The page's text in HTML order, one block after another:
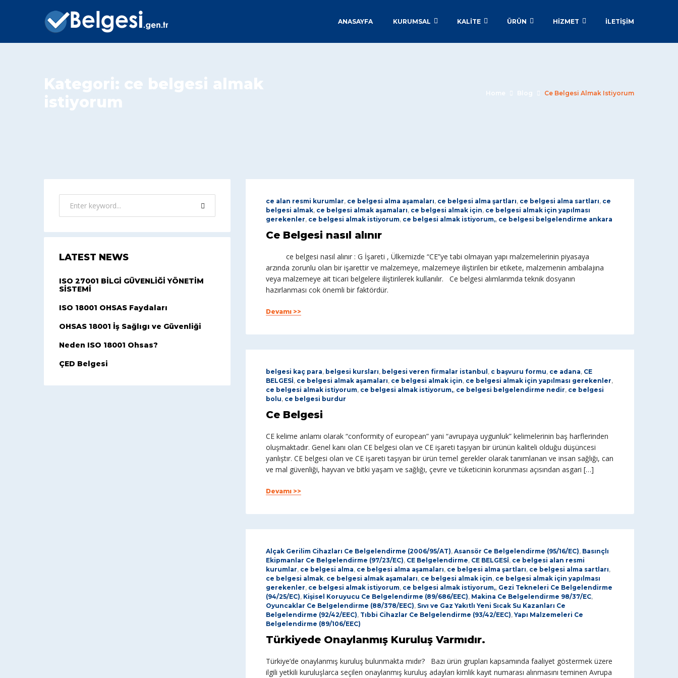
ANASAYFA KURUMSAL KALİTE ÜRÜN HİZMET İLETIŞIM
Kategori: ce belgesi almak
istiyorum
Home Blog Ce Belgesi Almak Istiyorum
ce alan resmi kurumlar, ce belgesi alma aşamaları, ce belgesi alma şartları, ce belgesi alma sartları, ce
belgesi almak, ce belgesi almak aşamaları, ce belgesi almak için, ce belgesi almak için yapılması
gerekenler, ce belgesi almak istiyorum, ce belgesi almak istiyorum,, ce belgesi belgelendirme ankara
Ce Belgesi nasıl alınır
ce belgesi nasıl alınır : G İşareti , Ülkemizde “CE”ye tabi olmayan yapı malzemelerinin piyasaya
arzında zorunlu olan bir işarettir ve malzemeye, malzemeye iliştirilen bir etikete, malzemenin ambalajına
veya malzemeye ait ticari belgelere iliştirilerek kullanılır. Ce belgesi alımlarımda teknik dosyanın
hazırlanması cok önemli bir faktördür.
Devamı >>
belgesi kaç para, belgesi kursları, belgesi veren firmalar istanbul , c başvuru formu, ce adana, CE
BELGESİ, ce belgesi almak aşamaları, ce belgesi almak için, ce belgesi almak için yapılması gerekenler,
ce belgesi almak istiyorum, ce belgesi almak istiyorum,, ce belgesi belgelendirme nedir, ce belgesi
bolu, ce belgesi burdur
Ce Belgesi
CE kelime anlamı olarak “conformity of european” yani “avrupaya uygunluk” kelimelerinin baş harflerinden
oluşmaktadır. Genel kanı olan CE belgesi olan ve CE işareti taşıyan bir ürünün kaliteli olduğu düşüncesi
yanlıştır. CE belgesi olan ve CE işareti taşıyan bir ürün temel gerekler olarak tanımlanan ve insan sağlığı, can
ve mal güvenliği, hayvan ve bitki yaşam ve sağlığı, çevre ve tüketicinin korunması açısından asgari […]
Devamı >>
Alçak Gerilim Cihazları Ce Belgelendirme (2006/95/AT), Asansör Ce Belgelendirme (95/16/EC), Basınçlı
Ekipmanlar Ce Belgelendirme (97/23/EC), CE Belgelendirme, CE BELGESİ, ce belgesi alan resmi
kurumlar, ce belgesi alma, ce belgesi alma aşamaları, ce belgesi alma şartları, ce belgesi alma sartları,
ce belgesi almak, ce belgesi almak aşamaları, ce belgesi almak için, ce belgesi almak için yapılması
gerekenler, ce belgesi almak istiyorum, ce belgesi almak istiyorum,, Gezi Tekneleri Ce Belgelendirme
(94/25/EC), Kişisel Koruyucu Ce Belgelendirme (89/686/EEC), Makina Ce Belgelendirme 98/37/EC,
Oyuncaklar Ce Belgelendirme (88/378/EEC), Sıvı ve Gaz Yakıtlı Yeni Sıcak Su Kazanları Ce
Belgelendirme (92/42/EEC), Tıbbi Cihazlar Ce Belgelendirme (93/42/EEC), Yapı Malzemeleri Ce
Belgelendirme (89/106/EEC)
Türkiyede Onaylanmış Kuruluş Varmıdır.
Türkiye’de onaylanmış kuruluş bulunmakta mıdır? Bazı ürün grupları kapsamında faaliyet göstermek üzere
ilgili yetkili kuruluşlarca seçilen onaylanmış kuruluş adayları kimlik kayıt numarası alınmasını teminen Avrupa
LATEST NEWS
ISO 27001 BİLGİ GÜVENLİĞİ YÖNETİM
SİSTEMİ
ISO 18001 OHSAS Faydaları
OHSAS 18001 İş Sağlıgı ve Güvenliği
Neden ISO 18001 Ohsas?
ÇED Belgesi